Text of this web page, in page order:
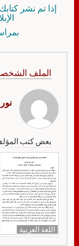
إذا تم نشر
الملف
بعض كتب
اللغة العربية